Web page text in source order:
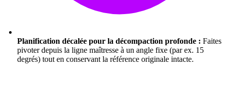
Planification décalée pour la décompaction profonde : Faites
pivoter depuis la ligne maîtresse à un angle fixe (par ex. 15
degrés) tout en conservant la référence originale intacte.